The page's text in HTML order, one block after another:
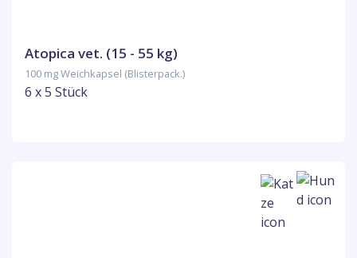
Atopica vet. (15 - 55 kg)
100 mg Weichkapsel (Blisterpack.)
6 x 5 Stück